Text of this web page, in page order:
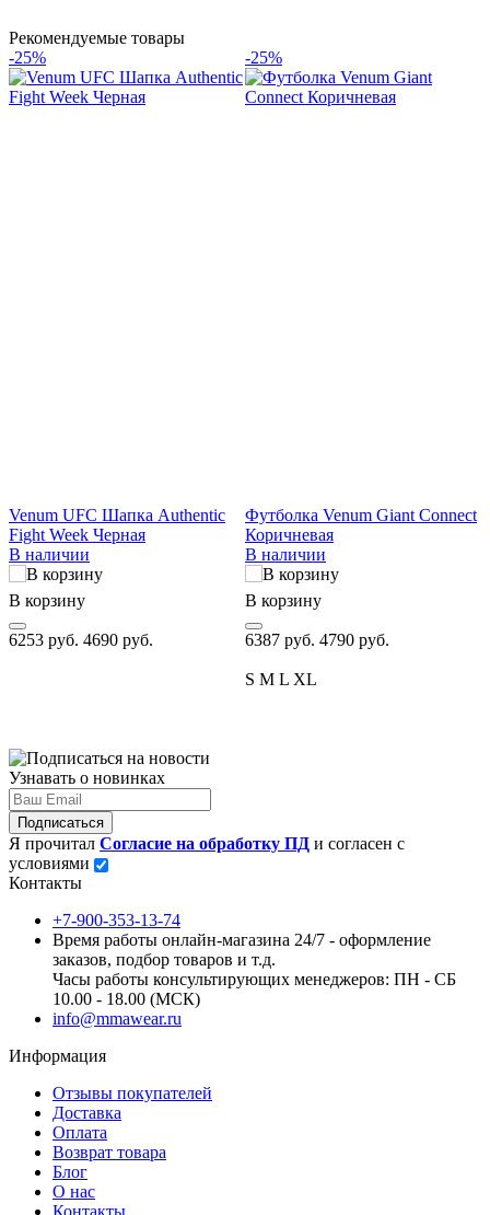
Рекомендуемые товары
-25%
Venum UFC Шапка Authentic
Fight Week Черная
В наличии
В корзину
6253 руб. 4690 руб.
-25%
Футболка Venum Giant Connect
Коричневая
В наличии
В корзину
6387 руб. 4790 руб.
S M L XL
Узнавать о новинках
Подписаться
Я прочитал Согласие на обработку ПД и согласен с
условиями
Контакты
+7-900-353-13-74
Время работы онлайн-магазина 24/7 - оформление
заказов, подбор товаров и т.д.
Часы работы консультирующих менеджеров: ПН - СБ
10.00 - 18.00 (МСК)
info@mmawear.ru
Информация
Отзывы покупателей
Доставка
Оплата
Возврат товара
Блог
О нас